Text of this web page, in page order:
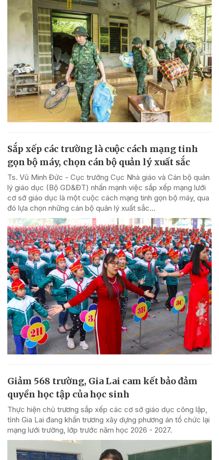
Sắp xếp các trường là cuộc cách mạng tinh
gọn bộ máy, chọn cán bộ quản lý xuất sắc
Ts. Vũ Minh Đức - Cục trưởng Cục Nhà giáo và Cán bộ quản
lý giáo dục (Bộ GD&ĐT) nhấn mạnh việc sắp xếp mạng lưới
cơ sở giáo dục là một cuộc cách mạng tinh gọn bộ máy, qua
đó lựa chọn những cán bộ quản lý xuất sắc...
Giảm 568 trường, Gia Lai cam kết bảo đảm
quyền học tập của học sinh
Thực hiện chủ trương sắp xếp các cơ sở giáo dục công lập,
tỉnh Gia Lai đang khẩn trương xây dựng phương án tổ chức lại
mạng lưới trường, lớp trước năm học 2026 - 2027.